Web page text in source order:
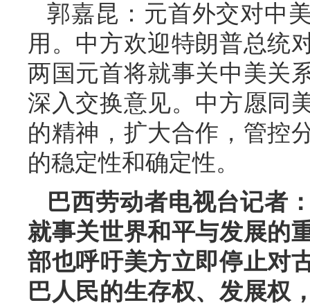
郭嘉昆：元首外交对中
用。中方欢迎特朗普总统
两国元首将就事关中美关
深入交换意见。中方愿同
的精神，扩大合作，管控
的稳定性和确定性。
巴西劳动者电视台记者
就事关世界和平与发展的
部也呼吁美方立即停止对
巴人民的生存权、发展权